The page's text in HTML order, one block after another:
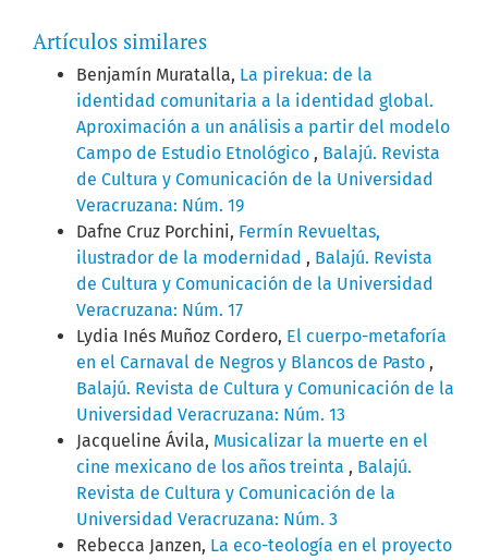
Artículos similares
Benjamín Muratalla, La pirekua: de la
identidad comunitaria a la identidad global.
Aproximación a un análisis a partir del modelo
Campo de Estudio Etnológico , Balajú. Revista
de Cultura y Comunicación de la Universidad
Veracruzana: Núm. 19
Dafne Cruz Porchini, Fermín Revueltas,
ilustrador de la modernidad , Balajú. Revista
de Cultura y Comunicación de la Universidad
Veracruzana: Núm. 17
Lydia Inés Muñoz Cordero, El cuerpo-metaforía
en el Carnaval de Negros y Blancos de Pasto ,
Balajú. Revista de Cultura y Comunicación de la
Universidad Veracruzana: Núm. 13
Jacqueline Ávila, Musicalizar la muerte en el
cine mexicano de los años treinta , Balajú.
Revista de Cultura y Comunicación de la
Universidad Veracruzana: Núm. 3
Rebecca Janzen, La eco-teología en el proyecto